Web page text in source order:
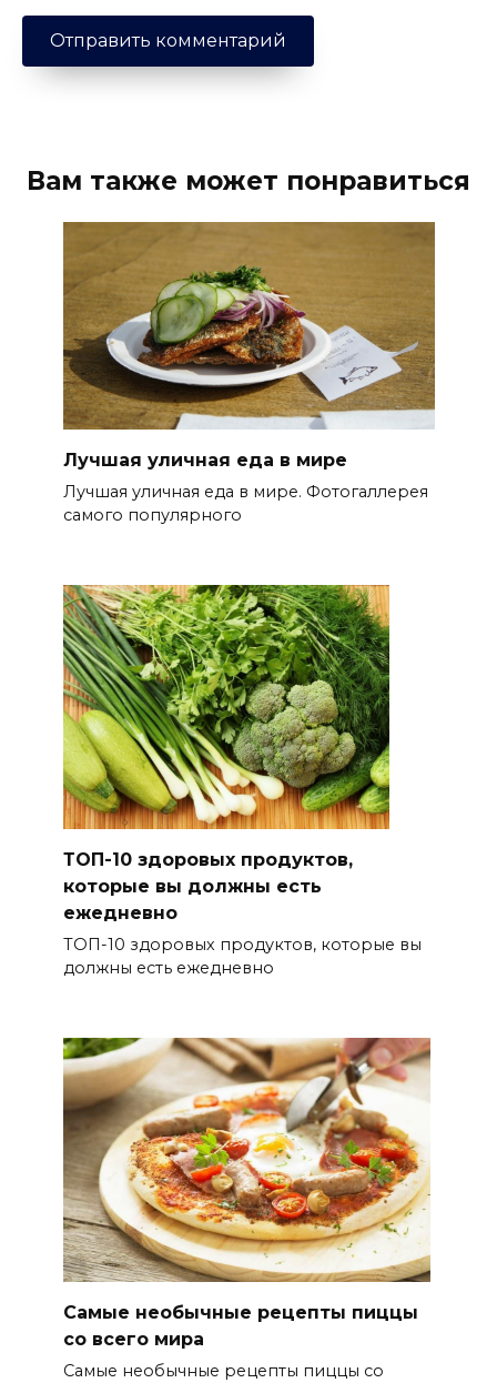
Вам также может понравиться
Лучшая уличная еда в мире
Лучшая уличная еда в мире. Фотогаллерея
самого популярного
ТОП-10 здоровых продуктов,
которые вы должны есть
ежедневно
ТОП-10 здоровых продуктов, которые вы
должны есть ежедневно
Самые необычные рецепты пиццы
со всего мира
Самые необычные рецепты пиццы со